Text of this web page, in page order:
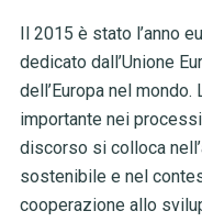
Il 2015 è stato l’anno
dedicato dall’Unione
dell’Europa nel mondo.
importante nei
discorso si colloca
sostenibile e nel
cooperazione allo